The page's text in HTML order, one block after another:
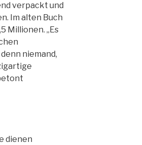
verpackt und
Im alten Buch
Millionen. „Es
niemand,
dienen